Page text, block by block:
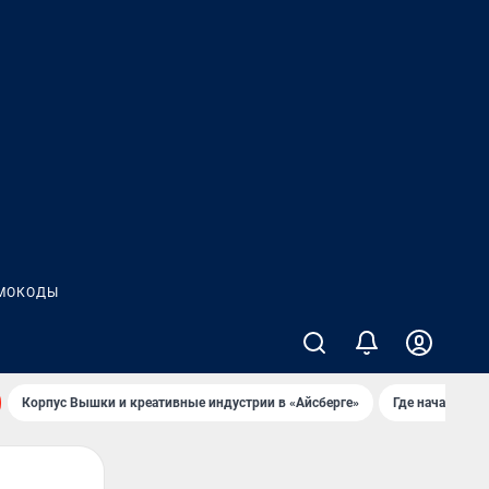
Корпус Вышки и креативные индустрии в «Айсберге» Где начать